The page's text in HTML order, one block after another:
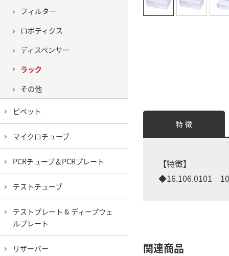
特 徴
【特徴】
◆16.106.0101
関連商品
フィルター
ロボティクス
ディスペンサー
ラック
その他
ピペット
マイクロチューブ
PCRチューブ＆PCRプレート
テストチューブ
テストプレート & ディープウェ
ルプレート
リザーバー